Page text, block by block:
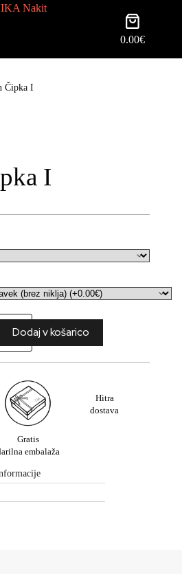
0.00€
Čipka I
I
Dodaj v košarico
Gratis
embalaža
Hitra
dostava